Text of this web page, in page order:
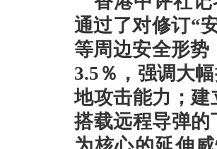
通过了对修订“
等周边安全形势
3.5％，强调大
地攻击能力；
搭载远程导弹